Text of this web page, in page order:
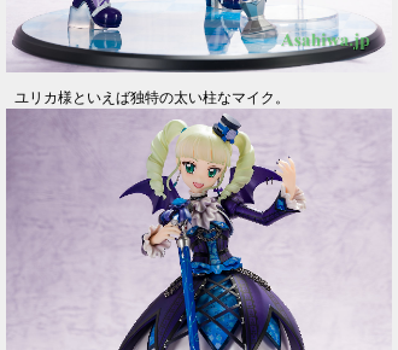
ユリカ様といえば独特の太い柱なマイク。